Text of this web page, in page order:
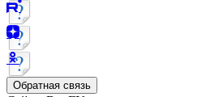
Обратная связь